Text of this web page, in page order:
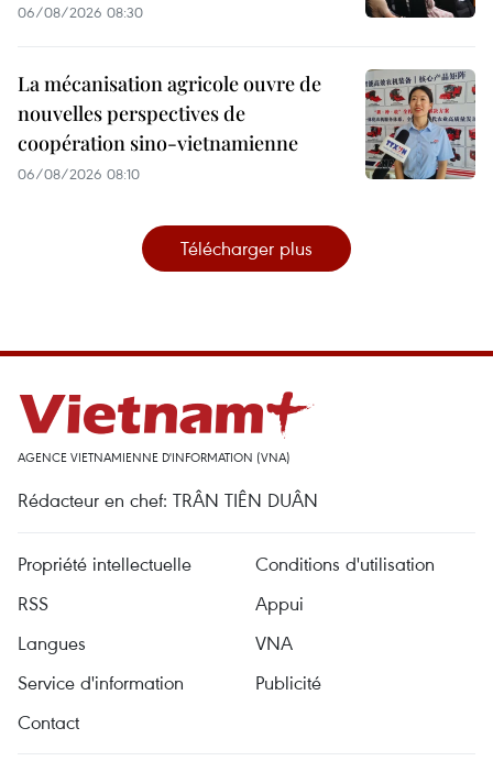
06/08/2026 08:30
La mécanisation agricole ouvre de
nouvelles perspectives de
coopération sino-vietnamienne
06/08/2026 08:10
Télécharger plus
AGENCE VIETNAMIENNE D'INFORMATION (VNA)
Rédacteur en chef: TRÂN TIÊN DUÂN
Propriété intellectuelle
Conditions d'utilisation
RSS
Appui
Langues
VNA
Service d'information
Publicité
Contact